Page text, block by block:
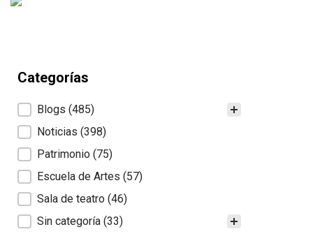
Categorías
Categorías
Blogs (485)
Noticias (398)
Patrimonio (75)
Escuela de Artes (57)
Sala de teatro (46)
Sin categoría (33)